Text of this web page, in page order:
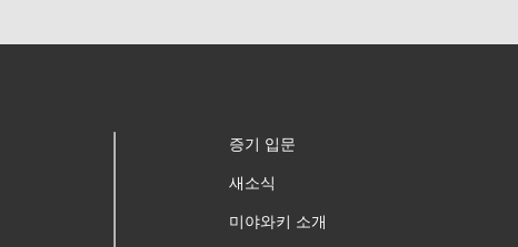
증기 입문
새소식
미야와키 소개